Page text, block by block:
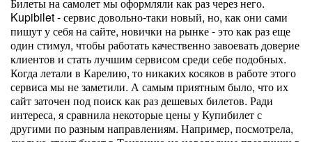
Kupibilet - сервис довольно-таки новый, но, как они сами
пишут у себя на сайте, новички на рынке - это как раз еще
один стимул, чтобы работать качественно завоевать доверие
клиентов и стать лучшим сервисом среди себе подобных.
Когда летали в Карелию, то никаких косяков в работе этого
сервиса мы не заметили. А самым приятным было, что их
сайт заточен под поиск как раз дешевых билетов. Ради
интереса, я сравнила некоторые цены у Купибилет с
другими по разным направлениям. Например, посмотрела,